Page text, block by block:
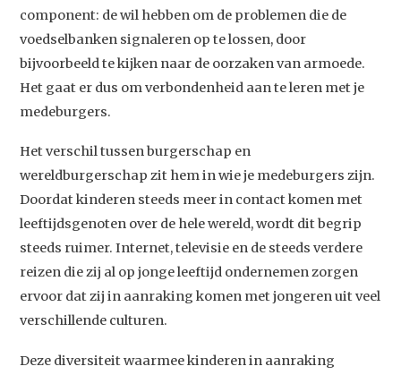
component: de wil hebben om de problemen die de
voedselbanken signaleren op te lossen, door
bijvoorbeeld te kijken naar de oorzaken van armoede.
Het gaat er dus om verbondenheid aan te leren met je
medeburgers.
Het verschil tussen burgerschap en
wereldburgerschap zit hem in wie je medeburgers zijn.
Doordat kinderen steeds meer in contact komen met
leeftijdsgenoten over de hele wereld, wordt dit begrip
steeds ruimer. Internet, televisie en de steeds verdere
reizen die zij al op jonge leeftijd ondernemen zorgen
ervoor dat zij in aanraking komen met jongeren uit veel
verschillende culturen.
Deze diversiteit waarmee kinderen in aanraking